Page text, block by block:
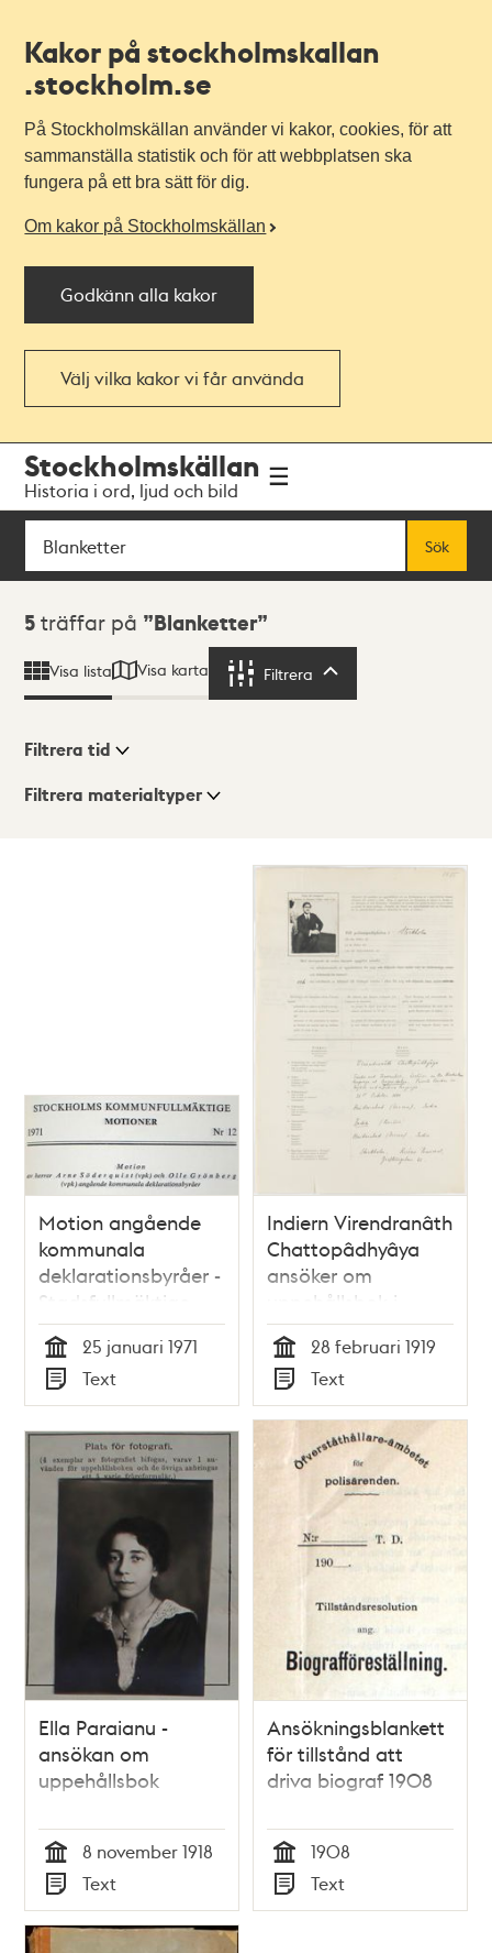
Kakor på stockholmskallan
.stockholm.se
På Stockholmskällan använder vi kakor, cookies, för att
sammanställa statistik och för att webbplatsen ska
fungera på ett bra sätt för dig.
Om kakor på Stockholmskällan
Godkänn alla kakor
Välj vilka kakor vi får använda
navigationen
huvudinnehållet
Stockholmskällan
Historia i ord, ljud och bild
Sök
Sök
Sökresultat
5 träffar på Blanketter
Visa lista Visa karta Filtrera
Visningsläge
Filtrera tid
Filtrera materialtyper
Motion angående
kommunala
deklarationsbyråer -
Stadsfullmäktige
1971
Tid
25 januari 1971
Typ
Text
Indiern Virendranâth
Chattopâdhyâya
ansöker om
uppehållsbok i
Sverige
Tid
28 februari 1919
Typ
Text
Ella Paraianu -
ansökan om
uppehållsbok
Tid
8 november 1918
Typ
Text
Ansökningsblankett
för tillstånd att
driva biograf 1908
Tid
1908
Typ
Text